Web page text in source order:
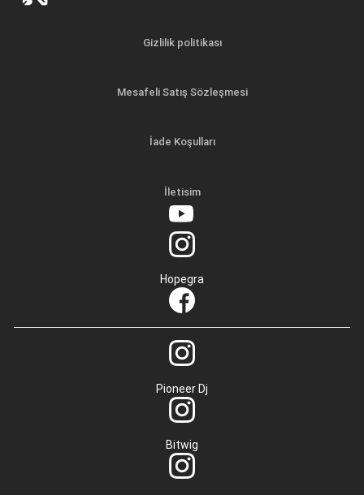
Gizlilik politikası
Mesafeli Satış Sözleşmesi
İade Koşulları
İletisim
Hopegra
Pioneer Dj
Bitwig